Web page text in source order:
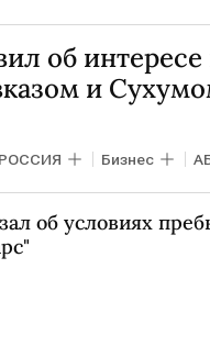
об
и
РОССИЯ Бизнес
об условиях